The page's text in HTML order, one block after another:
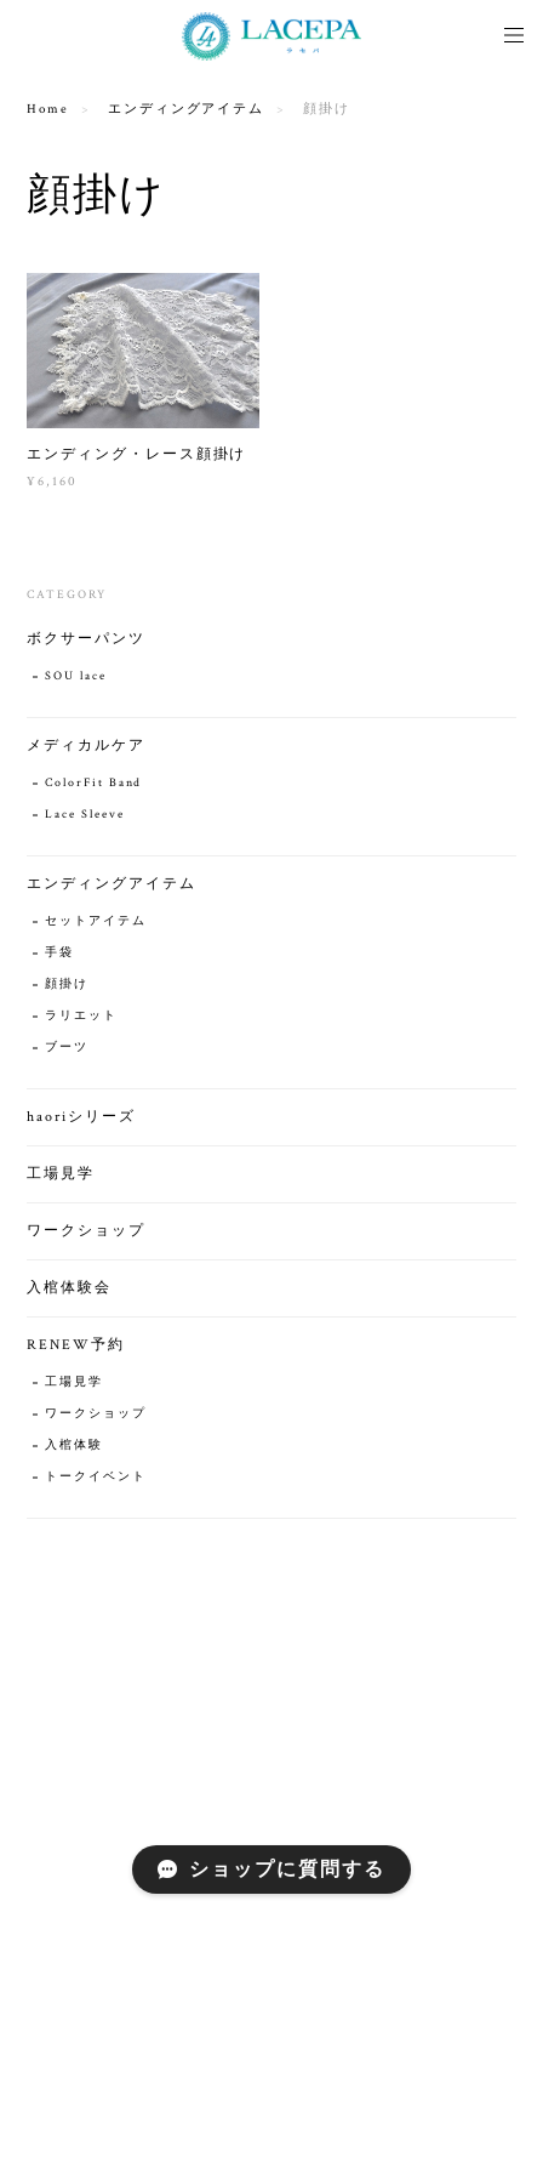
Home エンディングアイテム 顔掛け
顔掛け
エンディング・レース顔掛け
¥6,160
CATEGORY
ボクサーパンツ
SOU lace
メディカルケア
ColorFit Band
Lace Sleeve
エンディングアイテム
セットアイテム
手袋
顔掛け
ラリエット
ブーツ
haoriシリーズ
工場見学
ワークショップ
入棺体験会
RENEW予約
工場見学
ワークショップ
入棺体験
トークイベント
ショップに質問する